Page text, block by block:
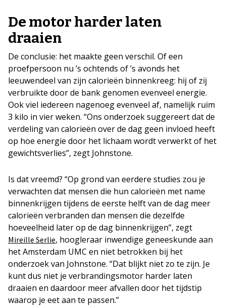
De motor harder laten
draaien
De conclusie: het maakte geen verschil. Of een
proefpersoon nu ’s ochtends of ’s avonds het
leeuwendeel van zijn calorieën binnenkreeg: hij of zij
verbruikte door de bank genomen evenveel energie.
Ook viel iedereen nagenoeg evenveel af, namelijk ruim
3 kilo in vier weken. “Ons onderzoek suggereert dat de
verdeling van calorieën over de dag geen invloed heeft
op hoe energie door het lichaam wordt verwerkt of het
gewichtsverlies”, zegt Johnstone.
Is dat vreemd? “Op grond van eerdere studies zou je
verwachten dat mensen die hun calorieën met name
binnenkrijgen tijdens de eerste helft van de dag meer
calorieën verbranden dan mensen die dezelfde
hoeveelheid later op de dag binnenkrijgen”, zegt
Mireille Serlie, hoogleraar inwendige geneeskunde aan
het Amsterdam UMC en niet betrokken bij het
onderzoek van Johnstone. “Dat blijkt niet zo te zijn. Je
kunt dus niet je verbrandingsmotor harder laten
draaien en daardoor meer afvallen door het tijdstip
waarop je eet aan te passen.”